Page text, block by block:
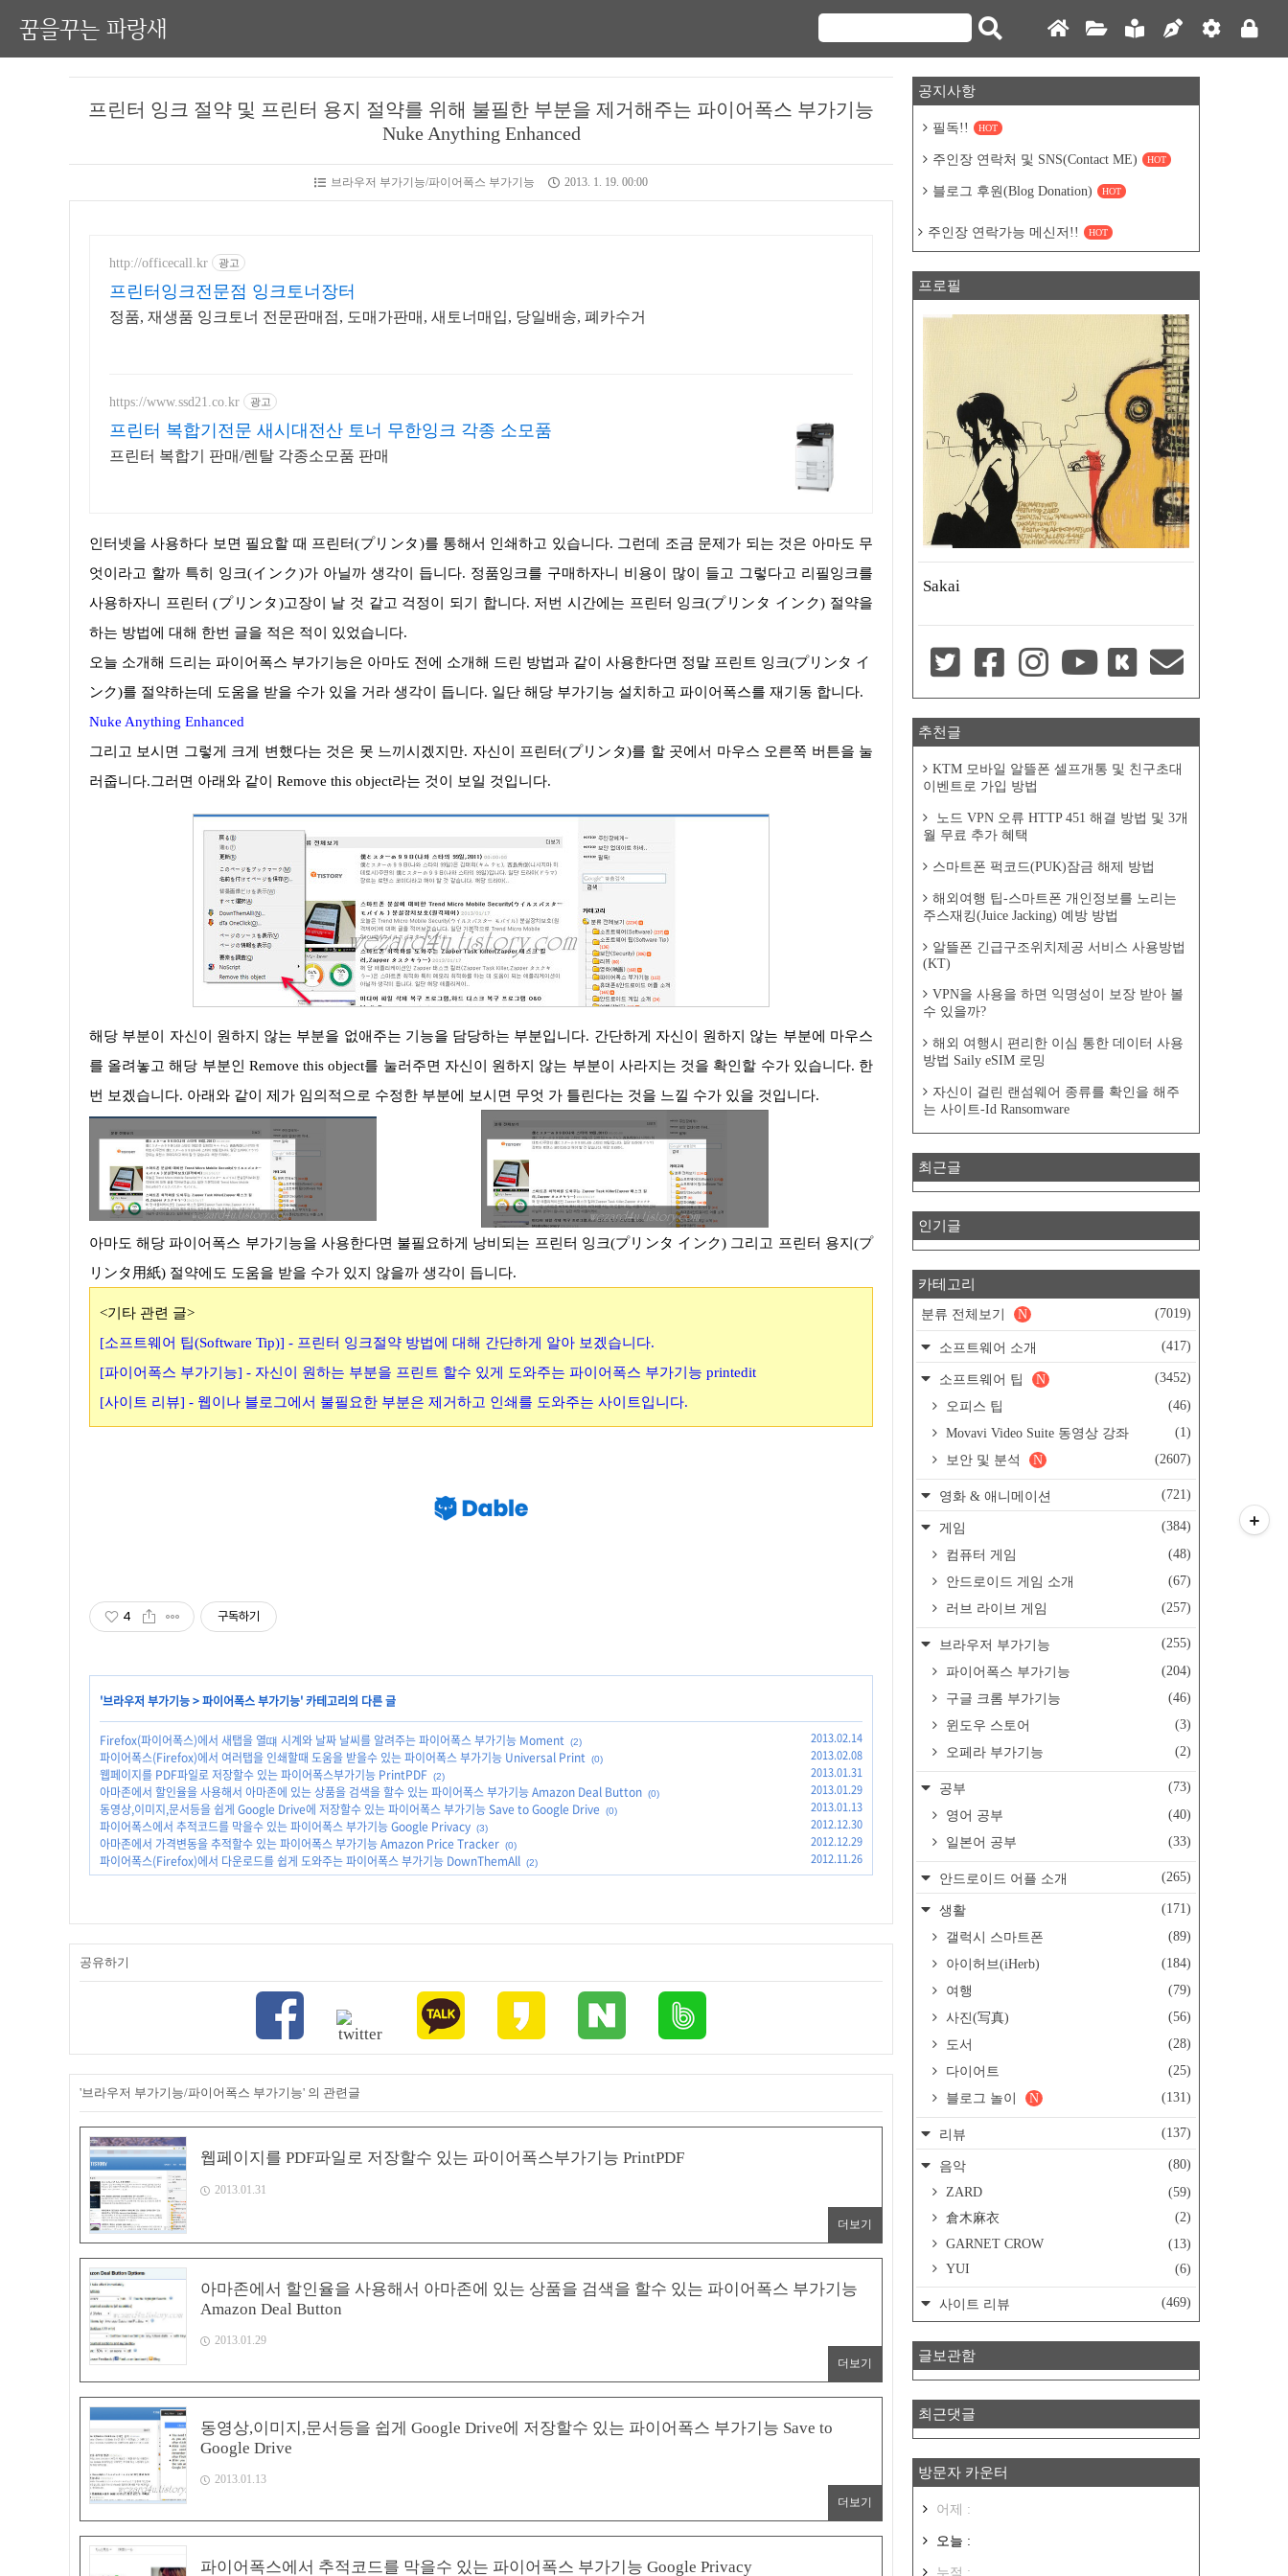
꿈을꾸는 파랑새
프린터 잉크 절약 및 프린터 용지 절약를 위해 불필한 부분을 제거해주는 파이어폭스 부가기능
Nuke Anything Enhanced
브라우저 부가기능/파이어폭스 부가기능 2013. 1. 19. 00:00
http://officecall.kr 광고
프린터잉크전문점 잉크토너장터
정품, 재생품 잉크토너 전문판매점, 도매가판매, 새토너매입, 당일배송, 폐카수거
https://www.ssd21.co.kr 광고
프린터 복합기전문 새시대전산 토너 무한잉크 각종 소모품
프린터 복합기 판매/렌탈 각종소모품 판매
인터넷을 사용하다 보면 필요할 때 프린터(プリンタ)를 통해서 인쇄하고 있습니다. 그런데 조금 문제가 되는 것은 아마도 무
엇이라고 할까 특히 잉크(インク)가 아닐까 생각이 듭니다. 정품잉크를 구매하자니 비용이 많이 들고 그렇다고 리필잉크를
사용하자니 프린터 (プリンタ)고장이 날 것 같고 걱정이 되기 합니다. 저번 시간에는 프린터 잉크(プリンタ インク) 절약을
하는 방법에 대해 한번 글을 적은 적이 있었습니다.
오늘 소개해 드리는 파이어폭스 부가기능은 아마도 전에 소개해 드린 방법과 같이 사용한다면 정말 프린트 잉크(プリンタ イ
ンク)를 절약하는데 도움을 받을 수가 있을 거라 생각이 듭니다. 일단 해당 부가기능 설치하고 파이어폭스를 재기동 합니다.
Nuke Anything Enhanced
그리고 보시면 그렇게 크게 변했다는 것은 못 느끼시겠지만. 자신이 프린터(プリンタ)를 할 곳에서 마우스 오른쪽 버튼을 눌
러줍니다.그러면 아래와 같이 Remove this object라는 것이 보일 것입니다.
해당 부분이 자신이 원하지 않는 부분을 없애주는 기능을 담당하는 부분입니다. 간단하게 자신이 원하지 않는 부분에 마우스
를 올려놓고 해당 부분인 Remove this object를 눌러주면 자신이 원하지 않는 부분이 사라지는 것을 확인할 수가 있습니다. 한
번 보겠습니다. 아래와 같이 제가 임의적으로 수정한 부분에 보시면 무엇 가 틀린다는 것을 느낄 수가 있을 것입니다.
아마도 해당 파이어폭스 부가기능을 사용한다면 불필요하게 낭비되는 프린터 잉크(プリンタ インク) 그리고 프린터 용지 (プ
リンタ用紙) 절약에도 도움을 받을 수가 있지 않을까 생각이 듭니다.
<기타 관련 글>
[소프트웨어 팁(Software Tip)] - 프린터 잉크절약 방법에 대해 간단하게 알아 보겠습니다.
[파이어폭스 부가기능] - 자신이 원하는 부분을 프린트 할수 있게 도와주는 파이어폭스 부가기능 printedit
[사이트 리뷰] - 웹이나 블로그에서 불필요한 부분은 제거하고 인쇄를 도와주는 사이트입니다.
4 구독하기
'브라우저 부가기능>파이어폭스 부가기능' 카테고리의 다른 글
Firefox(파이어폭스)에서 새탭을 열떄 시계와 날짜 날씨를 알려주는 파이어폭스 부가기능 Moment (2) 2013.02.14
파이어폭스(Firefox)에서 여러탭을 인쇄할때 도움을 받을수 있는 파이어폭스 부가기능 Universal Print (0) 2013.02.08
웹페이지를 PDF파일로 저장할수 있는 파이어폭스부가기능 PrintPDF (2) 2013.01.31
아마존에서 할인율을 사용해서 아마존에 있는 상품을 검색을 할수 있는 파이어폭스 부가기능 Amazon Deal Button (0) 2013.01.29
동영상,이미지,문서등을 쉽게 Google Drive에 저장할수 있는 파이어폭스 부가기능 Save to Google Drive (0) 2013.01.13
파이어폭스에서 추적코드를 막을수 있는 파이어폭스 부가기능 Google Privacy (3) 2012.12.30
아마존에서 가격변동을 추적할수 있는 파이어폭스 부가기능 Amazon Price Tracker (0) 2012.12.29
파이어폭스(Firefox)에서 다운로드를 쉽게 도와주는 파이어폭스 부가기능 DownThemAll (2) 2012.11.26
공유하기
'브라우저 부가기능/파이어폭스 부가기능' 의 관련글
웹페이지를 PDF파일로 저장할수 있는 파이어폭스부가기능 PrintPDF
2013.01.31
더보기
아마존에서 할인율을 사용해서 아마존에 있는 상품을 검색을 할수 있는 파이어폭스 부가기능
Amazon Deal Button
2013.01.29
더보기
동영상,이미지,문서등을 쉽게 Google Drive에 저장할수 있는 파이어폭스 부가기능 Save to
Google Drive
2013.01.13
더보기
파이어폭스에서 추적코드를 막을수 있는 파이어폭스 부가기능 Google Privacy
공지사항
필독!! HOT
주인장 연락처 및 SNS(Contact ME) HOT
블로그 후원(Blog Donation) HOT
주인장 연락가능 메신저!! HOT
프로필
Sakai
추천글
KTM 모바일 알뜰폰 셀프개통 및 친구초대
이벤트로 가입 방법
노드 VPN 오류 HTTP 451 해결 방법 및 3개
월 무료 추가 혜택
스마트폰 퍽코드(PUK)잠금 해제 방법
해외여행 팁-스마트폰 개인정보를 노리는
주스재킹(Juice Jacking) 예방 방법
알뜰폰 긴급구조위치제공 서비스 사용방법
(KT)
VPN을 사용을 하면 익명성이 보장 받아 볼
수 있을까?
해외 여행시 편리한 이심 통한 데이터 사용
방법 Saily eSIM 로밍
자신이 걸린 랜섬웨어 종류를 확인을 해주
는 사이트-Id Ransomware
최근글
인기글
카테고리
분류 전체보기 (7019)
N
소프트웨어 소개 (417)
소프트웨어 팁 (3452)
N
오피스 팁
(46)
Movavi Video Suite 동영상 강좌
(1)
보안 및 분석
(2607)
N
영화 & 애니메이션 (721)
게임
(384)
컴퓨터 게임
(48)
안드로이드 게임 소개
(67)
러브 라이브 게임
(257)
브라우저 부가기능
(255)
파이어폭스 부가기능
(204)
구글 크롬 부가기능
(46)
윈도우 스토어
(3)
오페라 부가기능
(2)
공부
(73)
영어 공부
(40)
일본어 공부
(33)
안드로이드 어플 소개 (265)
생활
(171)
갤럭시 스마트폰
(89)
아이허브(iHerb)
(184)
여행
(79)
사진(写真)
(56)
도서
(28)
다이어트
(25)
블로그 놀이
(131)
N
리뷰 (137)
음악
(80)
ZARD
(59)
倉木麻衣
(2)
GARNET CROW
(13)
YUI
(6)
사이트 리뷰 (469)
글보관함
최근댓글
방문자 카운터
어제 :
오늘 :
누적 :